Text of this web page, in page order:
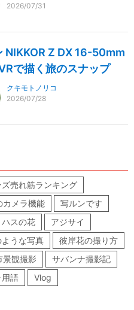
2026/07/31
NIKKOR Z DX 16-50mm
で描く旅のスナップ
クキモトノリコ
2026/07/28
ズ売れ筋ランキング
カメラ機能
写ルンです
ハスの花
アジサイ
ような写真
彼岸花の撮り方
景観撮影
サバンナ撮影記
用語 Vlog